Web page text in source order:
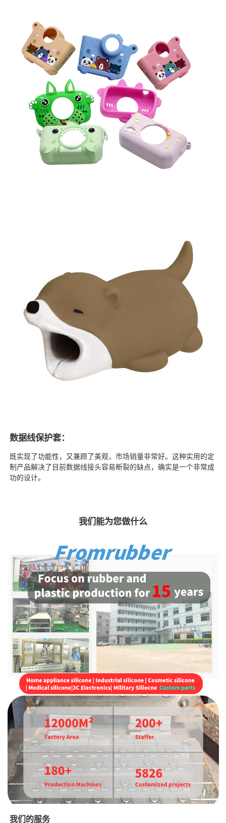
数据线保护套：
既实现了功能性，又兼顾了美观，市场销量非常好。这种实用的定
制产品解决了目前数据线接头容易断裂的缺点，确实是一个非常成
功的设计。
我们能为您做什么
我们的服务